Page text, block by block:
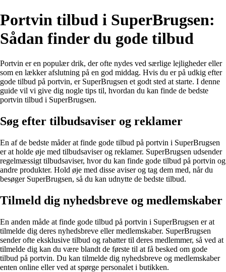
Portvin tilbud i SuperBrugsen:
Sådan finder du gode tilbud
Portvin er en populær drik, der ofte nydes ved særlige lejligheder eller
som en lækker afslutning på en god middag. Hvis du er på udkig efter
gode tilbud på portvin, er SuperBrugsen et godt sted at starte. I denne
guide vil vi give dig nogle tips til, hvordan du kan finde de bedste
portvin tilbud i SuperBrugsen.
Søg efter tilbudsaviser og reklamer
En af de bedste måder at finde gode tilbud på portvin i SuperBrugsen
er at holde øje med tilbudsaviser og reklamer. SuperBrugsen udsender
regelmæssigt tilbudsaviser, hvor du kan finde gode tilbud på portvin og
andre produkter. Hold øje med disse aviser og tag dem med, når du
besøger SuperBrugsen, så du kan udnytte de bedste tilbud.
Tilmeld dig nyhedsbreve og medlemskaber
En anden måde at finde gode tilbud på portvin i SuperBrugsen er at
tilmelde dig deres nyhedsbreve eller medlemskaber. SuperBrugsen
sender ofte eksklusive tilbud og rabatter til deres medlemmer, så ved at
tilmelde dig kan du være blandt de første til at få besked om gode
tilbud på portvin. Du kan tilmelde dig nyhedsbreve og medlemskaber
enten online eller ved at spørge personalet i butikken.